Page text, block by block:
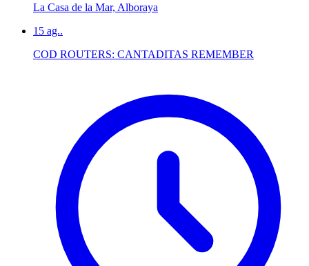
La Casa de la Mar, Alboraya
15 ag..
COD ROUTERS: CANTADITAS REMEMBER